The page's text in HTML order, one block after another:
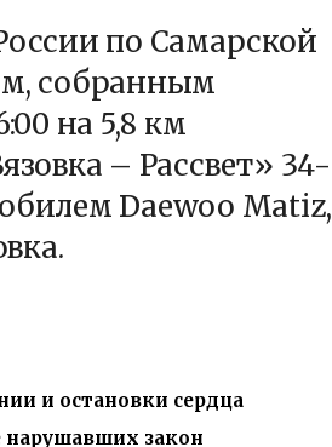
по Самарской
собранным
на 5,8 км
– Рассвет» 34-
Daewoo Matiz,
и остановки сердца
нарушавших закон